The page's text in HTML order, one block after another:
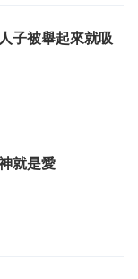
子被舉起來就吸
就是愛